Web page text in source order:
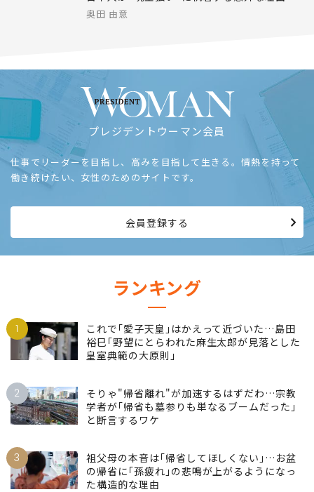
奥田 由意
プレジデントウーマン会員
仕事でリーダーを目指し、高みを目指して生きる。情熱を持って
働き続けたい、女性のためのサイトです。
会員登録する
ランキング
1
これで｢愛子天皇｣はかえって近づいた…島田
裕巳｢野望にとらわれた麻生太郎が見落とした
皇室典範の大原則｣
2
そりゃ"帰省離れ"が加速するはずだわ…宗教
学者が｢帰省も墓参りも単なるブームだった｣
と断言するワケ
3
祖父母の本音は｢帰省してほしくない｣…お盆
の帰省に｢孫疲れ｣の悲鳴が上がるようになっ
た構造的な理由